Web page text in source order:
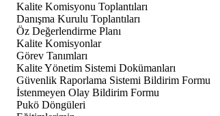
Kalite Komisyonu Toplantıları
Danışma Kurulu Toplantıları
Öz Değerlendirme Planı
Kalite Komisyonlar
Görev Tanımları
Kalite Yönetim Sistemi Dokümanları
Güvenlik Raporlama Sistemi Bildirim Formu
İstenmeyen Olay Bildirim Formu
Pukö Döngüleri